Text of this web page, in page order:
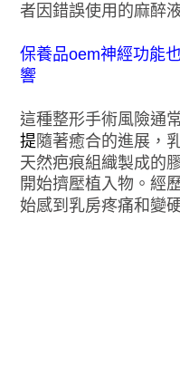
者因錯誤使用的麻醉
保養品oem神經功能
響
這種整形手術風險通
提 隨著癒合的進展，
天然疤痕組織製成的
開始擠壓植入物。經
始感到乳房疼痛和變